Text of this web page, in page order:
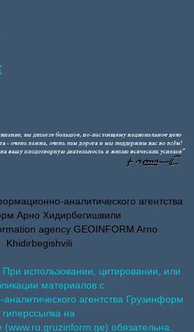
аналитического агентства
Арно Хидирбегишвили
agency GEOINFORM Arno
Khidirbegishvili
использовании, цитировании, или
материалов с
агентства Грузинформ
гиперссылка на
обязательна.